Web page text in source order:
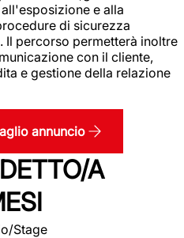
e alla
di sicurezza
percorso permetterà inoltre
con il cliente,
e gestione della relazione
annuncio
A
Stage